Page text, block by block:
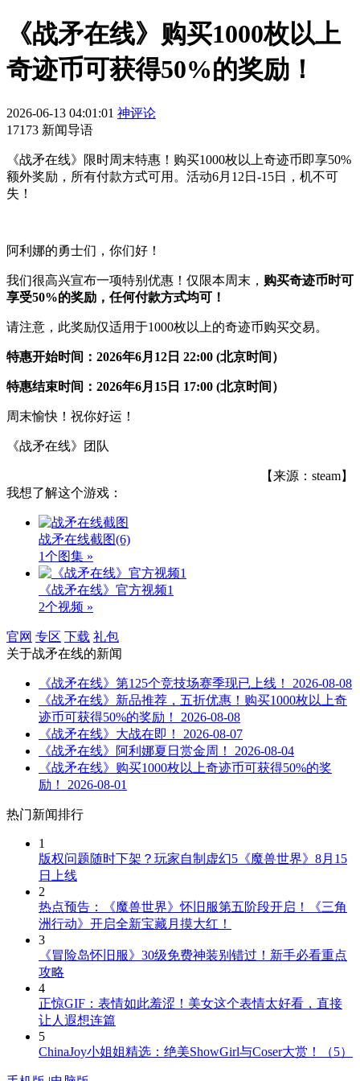
《战矛在线》购买1000枚以上
奇迹币可获得50%的奖励！
2026-06-13 04:01:01 神评论
17173 新闻导语
《战矛在线》限时周末特惠！购买1000枚以上奇迹币即享50%
额外奖励，所有付款方式可用。活动6月12日-15日，机不可
失！
阿利娜的勇士们，你们好！
我们很高兴宣布一项特别优惠！仅限本周末， 购买奇迹币时可
享受50%的奖励，任何付款方式均可！
请注意，此奖励仅适用于1000枚以上的奇迹币购买交易。
特惠开始时间：2026年6月12日 22:00 (北京时间）
特惠结束时间：2026年6月15日 17:00 (北京时间）
周末愉快！祝你好运！
《战矛在线》团队
【来源：steam】
我想了解这个游戏：
战矛在线截图(6)
1个图集 »
《战矛在线》官方视频1
2个视频 »
官网 专区 下载 礼包
关于战矛在线的新闻
《战矛在线》第125个竞技场赛季现已上线！
2026-08-08
《战矛在线》新品推荐，五折优惠！购买1000枚以上奇
迹币可获得50%的奖励！
2026-08-08
《战矛在线》大战在即！
2026-08-07
《战矛在线》阿利娜夏日赏金周！
2026-08-04
《战矛在线》购买1000枚以上奇迹币可获得50%的奖
励！
2026-08-01
热门新闻排行
1
版权问题随时下架？玩家自制虚幻5《魔兽世界》8月15
日上线
2
热点预告：《魔兽世界》怀旧服第五阶段开启！《三角
洲行动》开启全新宝藏月摸大红！
3
《冒险岛怀旧服》30级免费神装别错过！新手必看重点
攻略
4
正惊GIF：表情如此羞涩！美女这个表情太好看，直接
让人遐想连篇
5
ChinaJoy小姐姐精选：绝美ShowGirl与Coser大赏！（5）